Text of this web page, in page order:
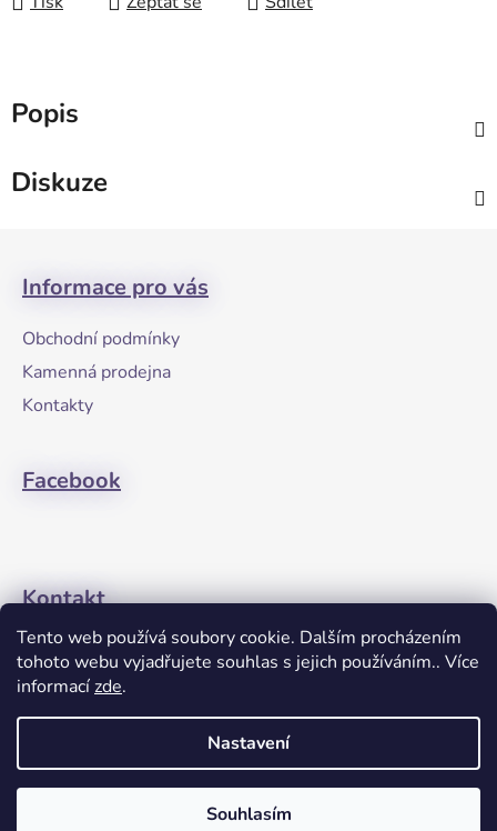
Tento web používá soubory cookie. Dalším procházením
tohoto webu vyjadřujete souhlas s jejich používáním.. Více
informacízde.
Nastavení
Souhlasím
Popis
Diskuze
Informace pro vás
Obchodní podmínky
Kamenná prodejna
Kontakty
Facebook
Kontakt
+420608274762
Vytvořil Shoptet